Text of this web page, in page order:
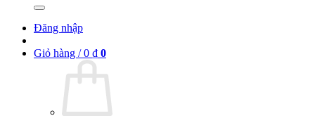
Đăng nhập
Giỏ hàng /0 ₫ 0